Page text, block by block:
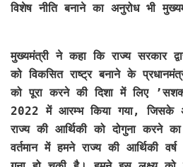
विशेष नीति बनाने का अनुरोध भी
मुख्यमंत्री ने कहा कि राज्य सरकार
को विकसित राष्ट्र बनाने के
को पूरा करने की दिशा में लिए
2022 में आरम्भ किया गया, जिसके
राज्य की आर्थिकी को दोगुना करने
वर्तमान में हमने राज्य की आर्थिकी